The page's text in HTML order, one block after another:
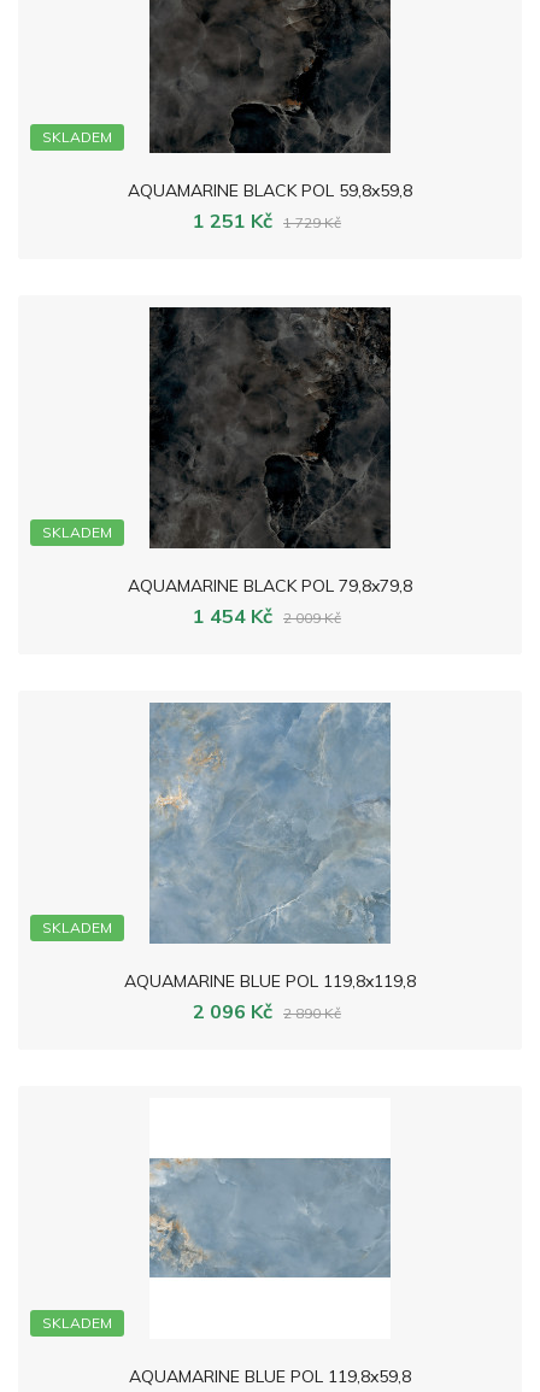
SKLADEM
AQUAMARINE BLACK POL 59,8x59,8
1 251 Kč 1 729 Kč
SKLADEM
AQUAMARINE BLACK POL 79,8x79,8
1 454 Kč 2 009 Kč
SKLADEM
AQUAMARINE BLUE POL 119,8x119,8
2 096 Kč 2 890 Kč
SKLADEM
AQUAMARINE BLUE POL 119,8x59,8